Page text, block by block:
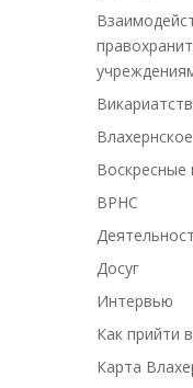
ВРНС
Досуг
Интервью
Как прийти
Карта